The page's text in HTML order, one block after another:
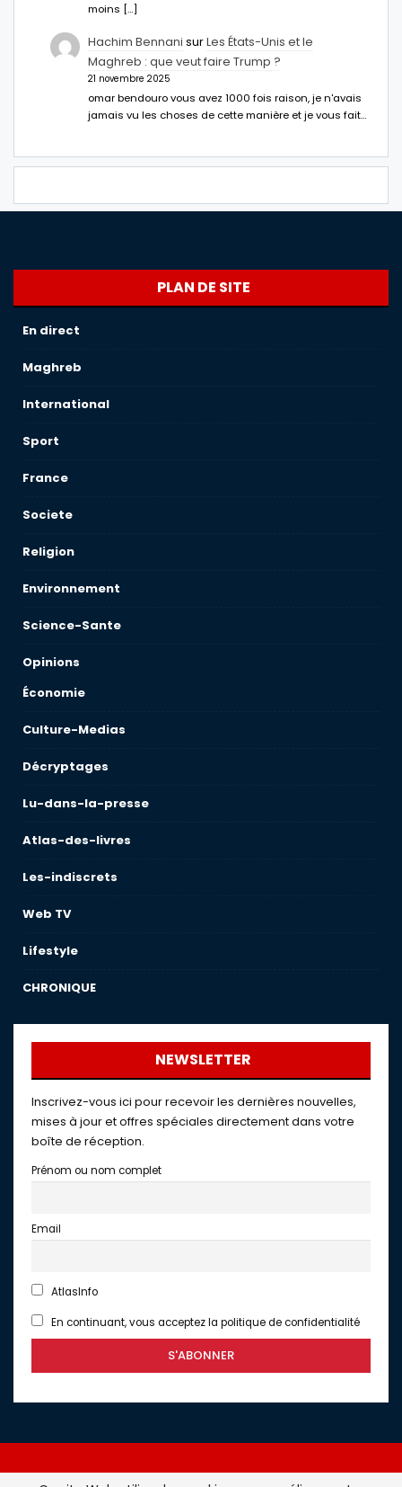
moins […]
Hachim Bennani surLes États-Unis et le
Maghreb : que veut faire Trump ?
21 novembre 2025
omar bendouro vous avez 1000 fois raison, je n'avais
jamais vu les choses de cette manière et je vous fait…
PLAN DE SITE
En direct
Maghreb
International
Sport
France
Societe
Religion
Environnement
Science-Sante
Opinions
Économie
Culture-Medias
Décryptages
Lu-dans-la-presse
Atlas-des-livres
Les-indiscrets
Web TV
Lifestyle
CHRONIQUE
NEWSLETTER
Inscrivez-vous ici pour recevoir les dernières nouvelles,
mises à jour et offres spéciales directement dans votre
boîte de réception.
Prénom ou nom complet
Email
AtlasInfo
En continuant, vous acceptez la politique de confidentialité